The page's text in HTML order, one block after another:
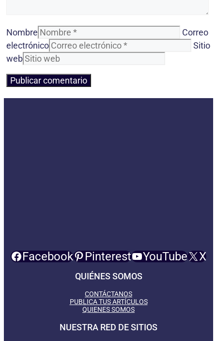
Nombre
Correo
electrónico
Sitio
web
Facebook Pinterest YouTube X
QUIÉNES SOMOS
CONTÁCTANOS
PUBLICA TUS ARTÍCULOS
QUIENES SOMOS
NUESTRA RED DE SITIOS